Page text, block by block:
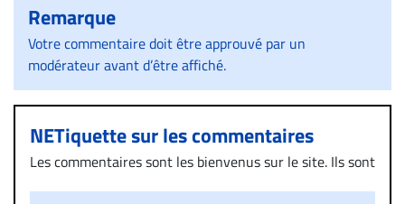
Remarque
Votre commentaire doit être approuvé par un
modérateur avant d’être affiché.
NETiquette sur les commentaires
Les commentaires sont les bienvenus sur le site. Ils sont